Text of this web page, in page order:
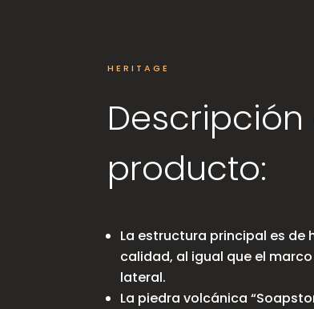
HERITAGE
Descripción
producto:
La estructura principal es de
calidad, al igual que el
lateral.
La piedra volcánica